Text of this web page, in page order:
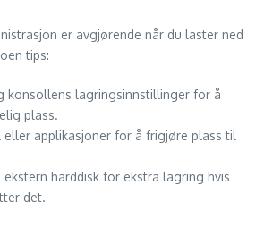
er avgjørende når du laster ned
tips:
konsollens lagringsinnstillinger for å
plass.
eller applikasjoner for å frigjøre plass til
ekstern harddisk for ekstra lagring hvis
det.